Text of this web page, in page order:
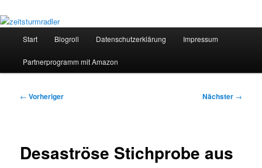
Start Blogroll Datenschutzerklärung Impressum
Partnerprogramm mit Amazon
Beitragsnavigation
← Vorheriger Nächster →
Desaströse Stichprobe aus